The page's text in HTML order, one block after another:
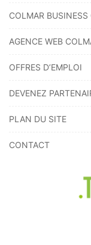
COLMAR BUSINESS
AGENCE WEB
OFFRES D’EMPLOI
DEVENEZ
PLAN DU SITE
CONTACT